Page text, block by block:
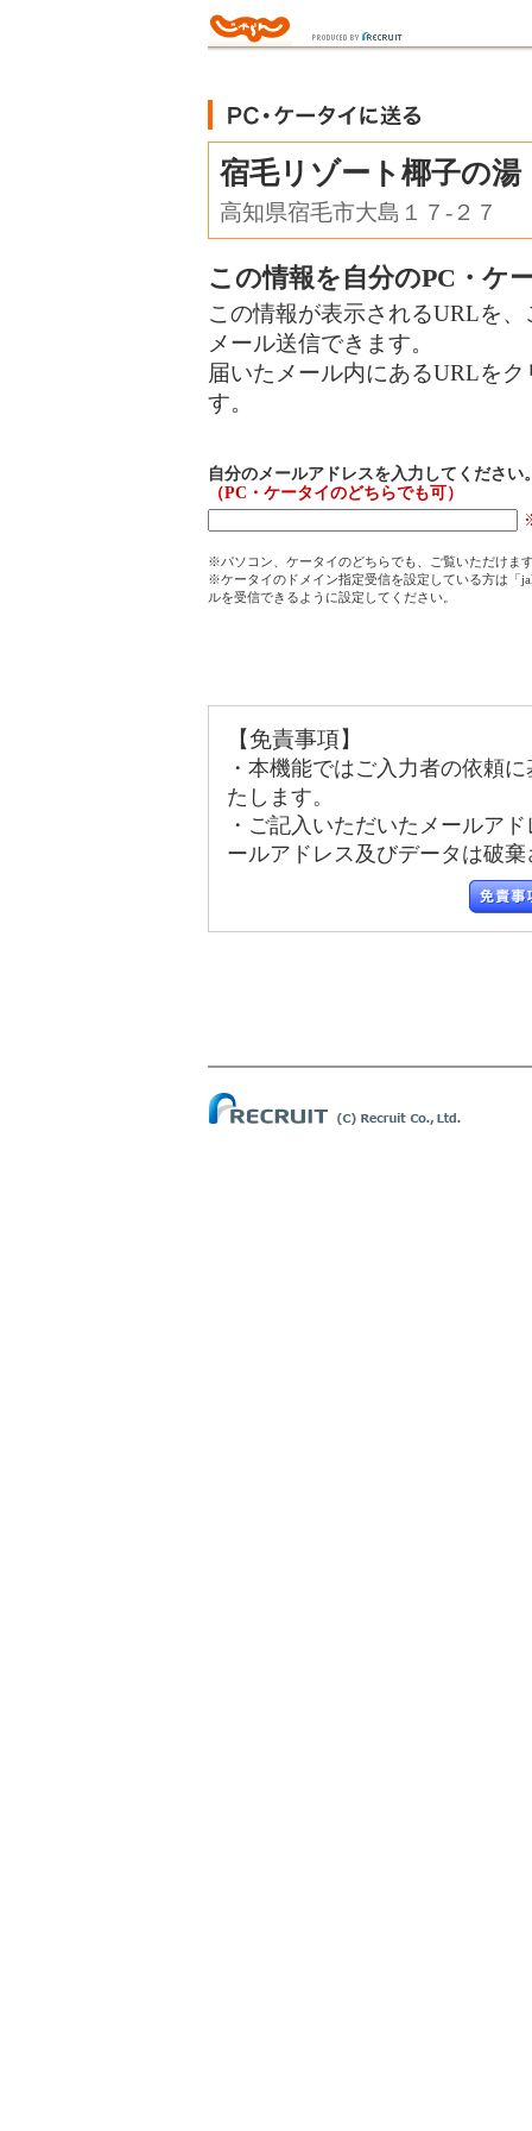
宿毛リゾート椰子の湯
高知県宿毛市大島１７‐２７
この情報を自分のPC・ケ
この情報が表示されるURLを
メール送信できます。
届いたメール内にあるURLを
す。
自分のメールアドレスを入力してください
（PC・ケータイのどちらでも可）
※パソコン、ケータイのどちらでも、ご覧いただけま
※ケータイのドメイン指定受信を設定している方は「
ルを受信できるように設定してください。
【免責事項】
・本機能ではご入力者の依頼
たします。
・ご記入いただいたメールア
ールアドレス及びデータは破